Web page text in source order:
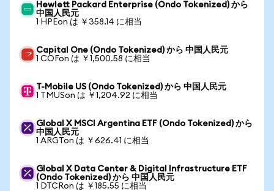
Hewlett Packard Enterprise (Ondo Tokenized) から
中国人民元
1 HPEon は ￥358.14 に相当
Capital One (Ondo Tokenized) から 中国人民元
1 COFon は ￥1,500.58 に相当
T-Mobile US (Ondo Tokenized) から 中国人民元
1 TMUSon は ￥1,204.92 に相当
Global X MSCI Argentina ETF (Ondo Tokenized) から
中国人民元
1 ARGTon は ￥626.41 に相当
Global X Data Center & Digital Infrastructure ETF
(Ondo Tokenized) から 中国人民元
1 DTCRon は ￥185.55 に相当